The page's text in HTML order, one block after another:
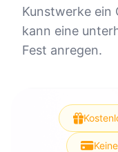
Kunstwerke ein
kann eine
Fest anregen.